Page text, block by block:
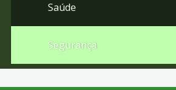
Saúde
Segurança